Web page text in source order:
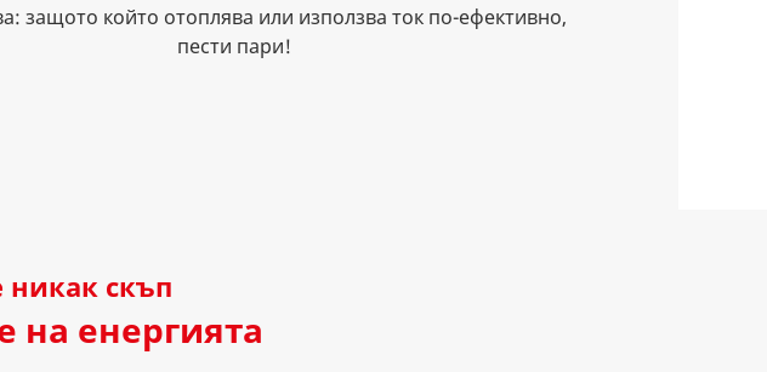
защото който отоплява или използва ток по-ефективно,
пести пари!
никак скъп
на енергията